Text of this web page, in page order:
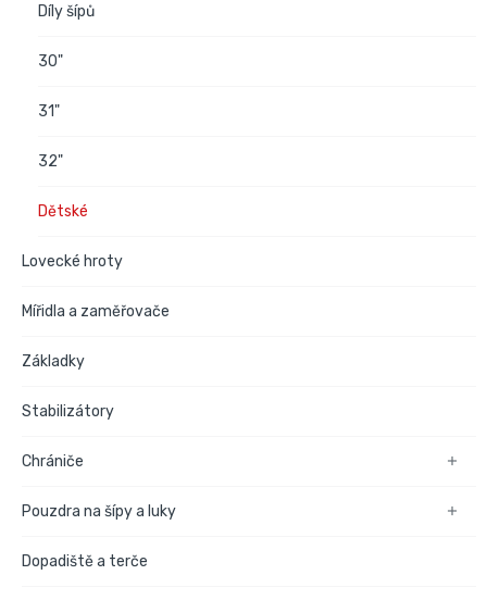
Díly šípů
30"
31"
32"
Dětské
Lovecké hroty
Mířidla a zaměřovače
Základky
Stabilizátory
Chrániče 
Pouzdra na šípy a luky 
Dopadiště a terče